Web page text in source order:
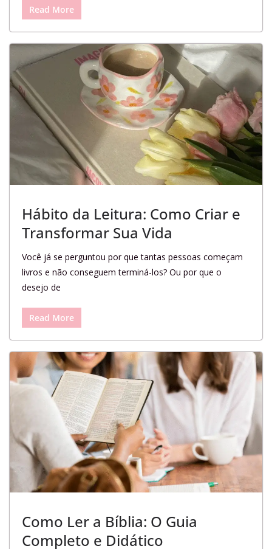
Read More
Hábito da Leitura: Como Criar e
Transformar Sua Vida
Você já se perguntou por que tantas pessoas começam
livros e não conseguem terminá-los? Ou por que o
desejo de
Read More
Como Ler a Bíblia: O Guia
Completo e Didático